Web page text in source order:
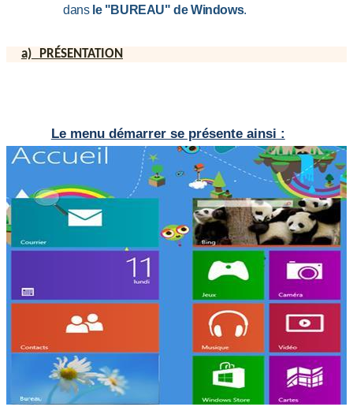
dans le "BUREAU" de Windows.
a) PRÉSENTATION
Le menu démarrer se présente ainsi :